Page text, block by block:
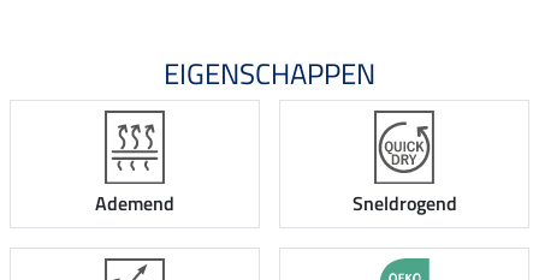
EIGENSCHAPPEN
Ademend Sneldrogend